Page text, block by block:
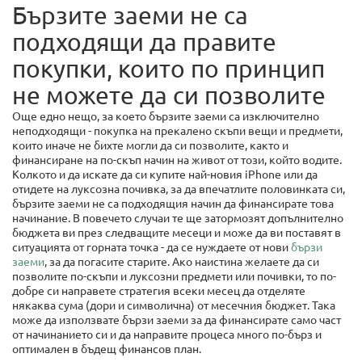
Бързите заеми не са
подходящи да правите
покупки, които по принцип
не можете да си позволите
Още едно нещо, за което бързите заеми са изключително
неподходящи - покупка на прекалено скъпи вещи и предмети,
които иначе не бихте могли да си позволите, както и
финансиране на по-скъп начин на живот от този, който водите.
Колкото и да искате да си купите най-новия iPhone или да
отидете на луксозна почивка, за да впечатлите половинката си,
бързите заеми не са подходящия начин да финансирате това
начинание. В повечето случаи те ще затормозят допълнително
бюджета ви през следващите месеци и може да ви поставят в
ситуацията от горната точка - да се нуждаете от новибързи
заеми, за да погасите старите. Ако наистина желаете да си
позволите по-скъпи и луксозни предмети или почивки, то по-
добре си направете стратегия всеки месец да отделяте
някаква сума (дори и символична) от месечния бюджет. Така
може да използвате бързи заеми за да финансирате само част
от начинанието си и да направите процеса много по-бърз и
оптимален в бъдещ финансов план.